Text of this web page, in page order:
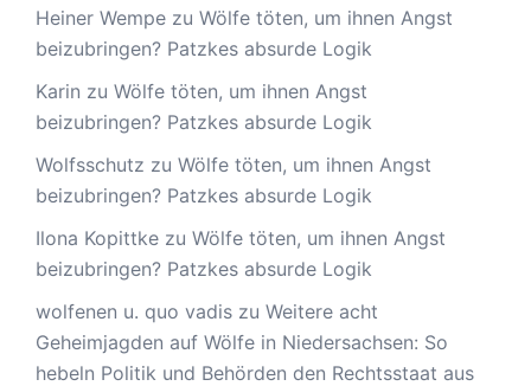
Heiner Wempe zu Wölfe töten, um ihnen Angst
beizubringen? Patzkes absurde Logik
Karin zu Wölfe töten, um ihnen Angst
beizubringen? Patzkes absurde Logik
Wolfsschutz zu Wölfe töten, um ihnen Angst
beizubringen? Patzkes absurde Logik
Ilona Kopittke zu Wölfe töten, um ihnen Angst
beizubringen? Patzkes absurde Logik
wolfenen u. quo vadis zu Weitere acht
Geheimjagden auf Wölfe in Niedersachsen: So
hebeln Politik und Behörden den Rechtsstaat aus